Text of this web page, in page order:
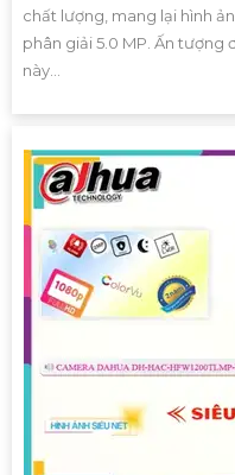
chất lượng, mang lại hình
phân giải 5.0 MP. Ấn tượng
này...